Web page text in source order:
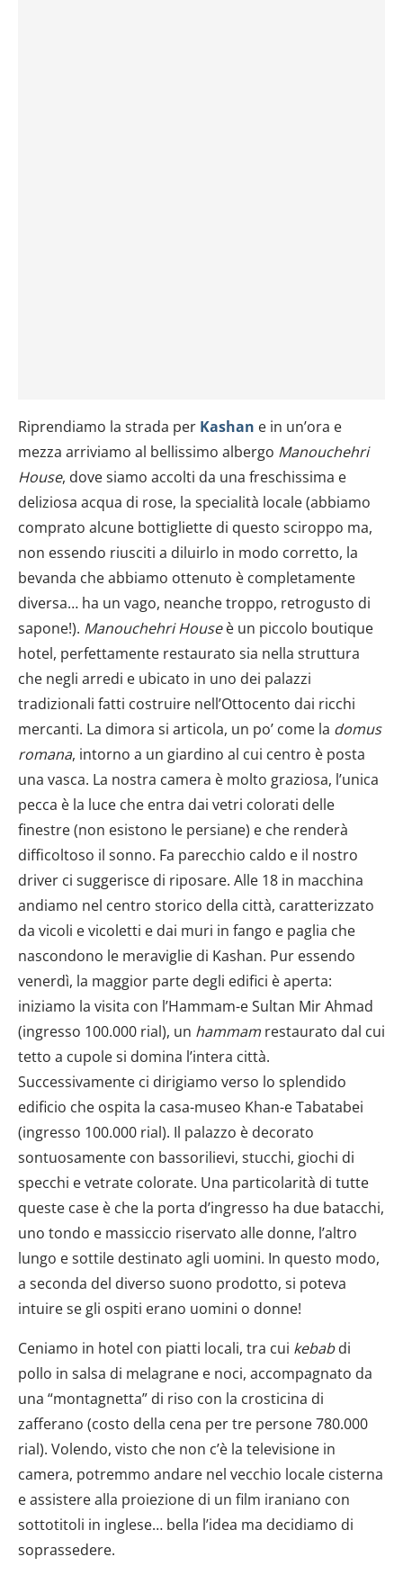
Riprendiamo la strada per Kashan e in un’ora e
mezza arriviamo al bellissimo albergo Manouchehri
House, dove siamo accolti da una freschissima e
deliziosa acqua di rose, la specialità locale (abbiamo
comprato alcune bottigliette di questo sciroppo ma,
non essendo riusciti a diluirlo in modo corretto, la
bevanda che abbiamo ottenuto è completamente
diversa… ha un vago, neanche troppo, retrogusto di
sapone!). Manouchehri Houseè un piccolo boutique
hotel, perfettamente restaurato sia nella struttura
che negli arredi e ubicato in uno dei palazzi
tradizionali fatti costruire nell’Ottocento dai ricchi
mercanti. La dimora si articola, un po’ come la domus
romana, intorno a un giardino al cui centro è posta
una vasca. La nostra camera è molto graziosa, l’unica
pecca è la luce che entra dai vetri colorati delle
finestre (non esistono le persiane) e che renderà
difficoltoso il sonno. Fa parecchio caldo e il nostro
driver ci suggerisce di riposare. Alle 18 in macchina
andiamo nel centro storico della città, caratterizzato
da vicoli e vicoletti e dai muri in fango e paglia che
nascondono le meraviglie di Kashan. Pur essendo
venerdì, la maggior parte degli edifici è aperta:
iniziamo la visita con l’Hammam-e Sultan Mir Ahmad
(ingresso 100.000 rial), un hammam restaurato dal cui
tetto a cupole si domina l’intera città.
Successivamente ci dirigiamo verso lo splendido
edificio che ospita la casa-museo Khan-e Tabatabei
(ingresso 100.000 rial). Il palazzo è decorato
sontuosamente con bassorilievi, stucchi, giochi di
specchi e vetrate colorate. Una particolarità di tutte
queste case è che la porta d’ingresso ha due batacchi,
uno tondo e massiccio riservato alle donne, l’altro
lungo e sottile destinato agli uomini. In questo modo,
a seconda del diverso suono prodotto, si poteva
intuire se gli ospiti erano uomini o donne!
Ceniamo in hotel con piatti locali, tra cui kebabdi
pollo in salsa di melagrane e noci, accompagnato da
una “montagnetta” di riso con la crosticina di
zafferano (costo della cena per tre persone 780.000
rial). Volendo, visto che non c’è la televisione in
camera, potremmo andare nel vecchio locale cisterna
e assistere alla proiezione di un film iraniano con
sottotitoli in inglese… bella l’idea ma decidiamo di
soprassedere.